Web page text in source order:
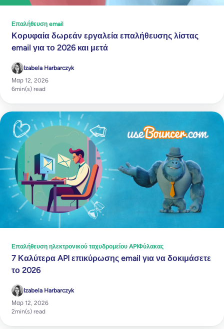
Επαλήθευση email
Κορυφαία δωρεάν εργαλεία επαλήθευσης λίστας
email για το 2026 και μετά
Izabela Harbarczyk
Μαρ 12, 2026
6min(s) read
Επαλήθευση ηλεκτρονικού ταχυδρομείου APIΦύλακας
7 Καλύτερα API επικύρωσης email για να δοκιμάσετε
το 2026
Izabela Harbarczyk
Μαρ 12, 2026
2min(s) read